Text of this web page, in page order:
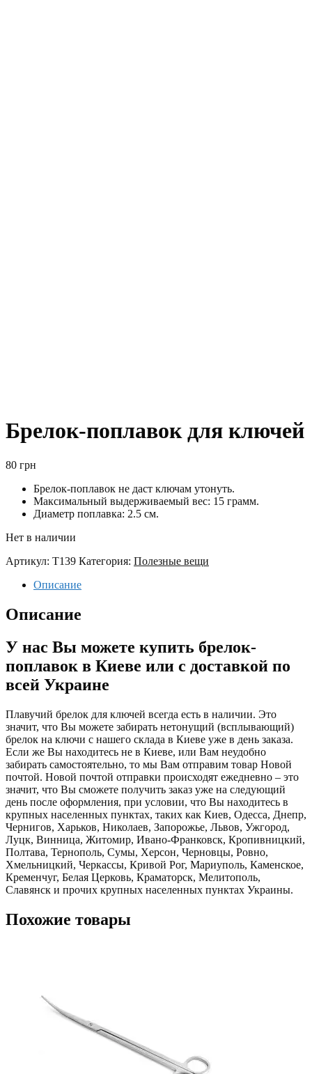
Брелок-поплавок для ключей
80 грн
Брелок-поплавок не даст ключам утонуть.
Максимальный выдерживаемый вес: 15 грамм.
Диаметр поплавка: 2.5 см.
Нет в наличии
Артикул: T139 Категория: Полезные вещи
Описание
Описание
У нас Вы можете купить брелок-
поплавок в Киеве или с доставкой по
всей Украине
Плавучий брелок для ключей всегда есть в наличии. Это
значит, что Вы можете забирать нетонущий (всплывающий)
брелок на ключи с нашего склада в Киеве уже в день заказа.
Если же Вы находитесь не в Киеве, или Вам неудобно
забирать самостоятельно, то мы Вам отправим товар Новой
почтой. Новой почтой отправки происходят ежедневно – это
значит, что Вы сможете получить заказ уже на следующий
день после оформления, при условии, что Вы находитесь в
крупных населенных пунктах, таких как Киев, Одесса, Днепр,
Чернигов, Харьков, Николаев, Запорожье, Львов, Ужгород,
Луцк, Винница, Житомир, Ивано-Франковск, Кропивницкий,
Полтава, Тернополь, Сумы, Херсон, Черновцы, Ровно,
Хмельницкий, Черкассы, Кривой Рог, Мариуполь, Каменское,
Кременчуг, Белая Церковь, Краматорск, Мелитополь,
Славянск и прочих крупных населенных пунктах Украины.
Похожие товары